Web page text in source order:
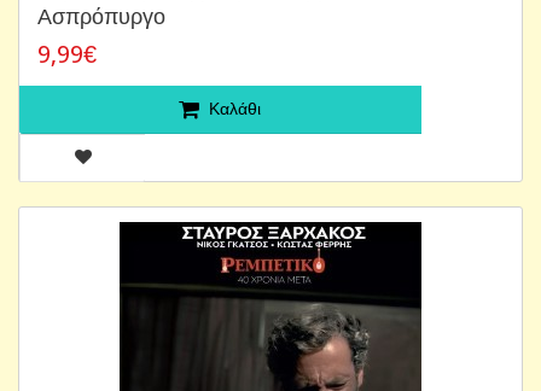
Ασπρόπυργο
9,99€
Καλάθι